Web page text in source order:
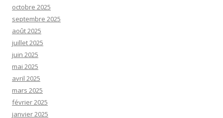
octobre 2025
septembre 2025
août 2025
juillet 2025
juin 2025
mai 2025
avril 2025
mars 2025
février 2025
janvier 2025